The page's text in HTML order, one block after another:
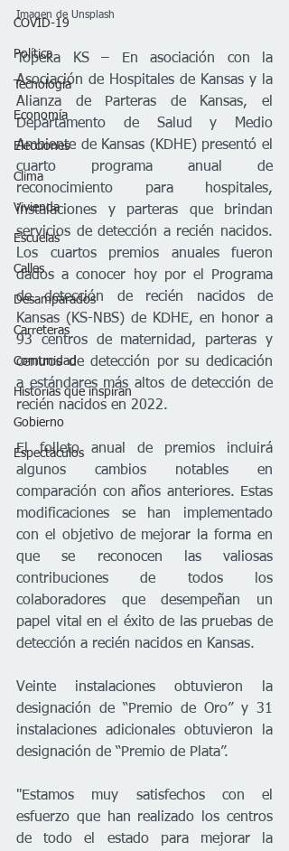
COVID-19
Política
Tecnología
Economía
Elecciones
Clima
Vivienda
Escuelas
Calles
Desamparados
Carreteras
Comunidad
Historias que inspiran
Gobierno
Espectáculos
Imagen de Unsplash
Topeka KS – En asociación con la
Asociación de Hospitales de Kansas y la
Alianza de Parteras de Kansas, el
Departamento de Salud y Medio
Ambiente de Kansas (KDHE) presentó el
cuarto programa anual de
reconocimiento para hospitales,
instalaciones y parteras que brindan
servicios de detección a recién nacidos.
Los cuartos premios anuales fueron
dados a conocer hoy por el Programa
de detección de recién nacidos de
Kansas (KS-NBS) de KDHE, en honor a
93 centros de maternidad, parteras y
centros de detección por su dedicación
a estándares más altos de detección de
recién nacidos en 2022.
El folleto anual de premios incluirá
algunos cambios notables en
comparación con años anteriores. Estas
modificaciones se han implementado
con el objetivo de mejorar la forma en
que se reconocen las valiosas
contribuciones de todos los
colaboradores que desempeñan un
papel vital en el éxito de las pruebas de
detección a recién nacidos en Kansas.
Veinte instalaciones obtuvieron la
designación de “Premio de Oro” y 31
instalaciones adicionales obtuvieron la
designación de “Premio de Plata”.
"Estamos muy satisfechos con el
esfuerzo que han realizado los centros
de todo el estado para mejorar la